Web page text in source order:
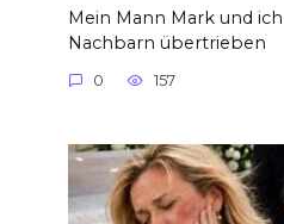
Mein Mann Mark und
Nachbarn übertrieben
0 157